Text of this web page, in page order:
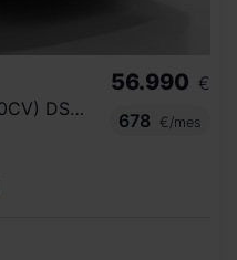
ENERGY 2.0 TDI 110KW (150CV) DSG B.LARGA
56.990 €
678
€/mes